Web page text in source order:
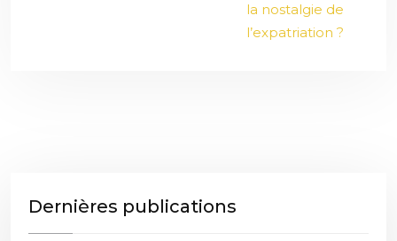
la nostalgie de
l’expatriation ?
Dernières publications